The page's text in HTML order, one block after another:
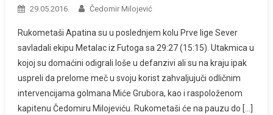
29.05.2016. Čedomir Milojević
Rukometaši Apatina su u poslednjem kolu Prve lige Sever
savladali ekipu Metalac iz Futoga sa 29:27 (15:15). Utakmica u
kojoj su domaćini odigrali loše u defanzivi ali su na kraju ipak
uspreli da prelome meč u svoju korist zahvaljujuči odličnim
intervencijama golmana Miće Grubora, kao i raspoloženom
kapitenu Čedomiru Milojeviću. Rukometaši će na pauzu do […]